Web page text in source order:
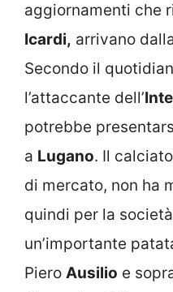
aggiornamenti che
Icardi, arrivano
Secondo il
l’attaccante dell’
potrebbe
a Lugano. Il
di mercato, non ha
quindi per la
un’importante
Piero Ausilio e